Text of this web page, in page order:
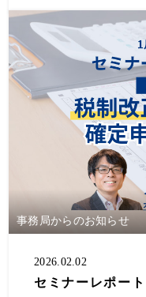
敷金
計算
固定資産税
グル
家賃滞納
事務局からのお知らせ
2026.02.02
セミナーレポー